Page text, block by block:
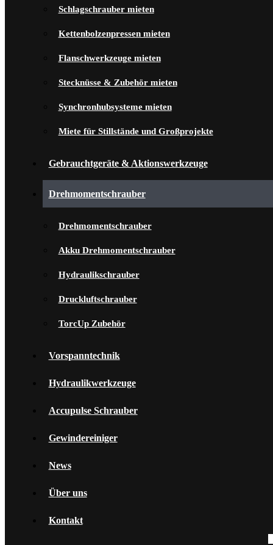
Schlagschrauber mieten
Kettenbolzenpressen mieten
Flanschwerkzeuge mieten
Stecknüsse & Zubehör mieten
Synchronhubsysteme mieten
Miete für Stillstände und Großprojekte
Gebrauchtgeräte & Aktionswerkzeuge
Drehmomentschrauber
Drehmomentschrauber
Akku Drehmomentschrauber
Hydraulikschrauber
Druckluftschrauber
TorcUp Zubehör
Vorspanntechnik
Hydraulikwerkzeuge
Accupulse Schrauber
Gewindereiniger
News
Über uns
Kontakt